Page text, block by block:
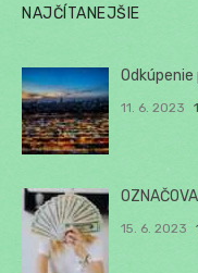
NAJČÍTANEJŠIE
11. 6. 2023
15. 6. 2023